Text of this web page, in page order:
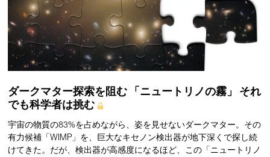
ダークマター探索を阻む 「ニュートリノの霧」
それ
でも科学者は挑む
宇宙の物質の83%を占めながら、姿を見せないダークマター。その
有力候補「WIMP」を、巨大なキセノン検出器が地下深くで探し続
けてきた。だが、検出器が高感度になるほど、この「ニュートリノ